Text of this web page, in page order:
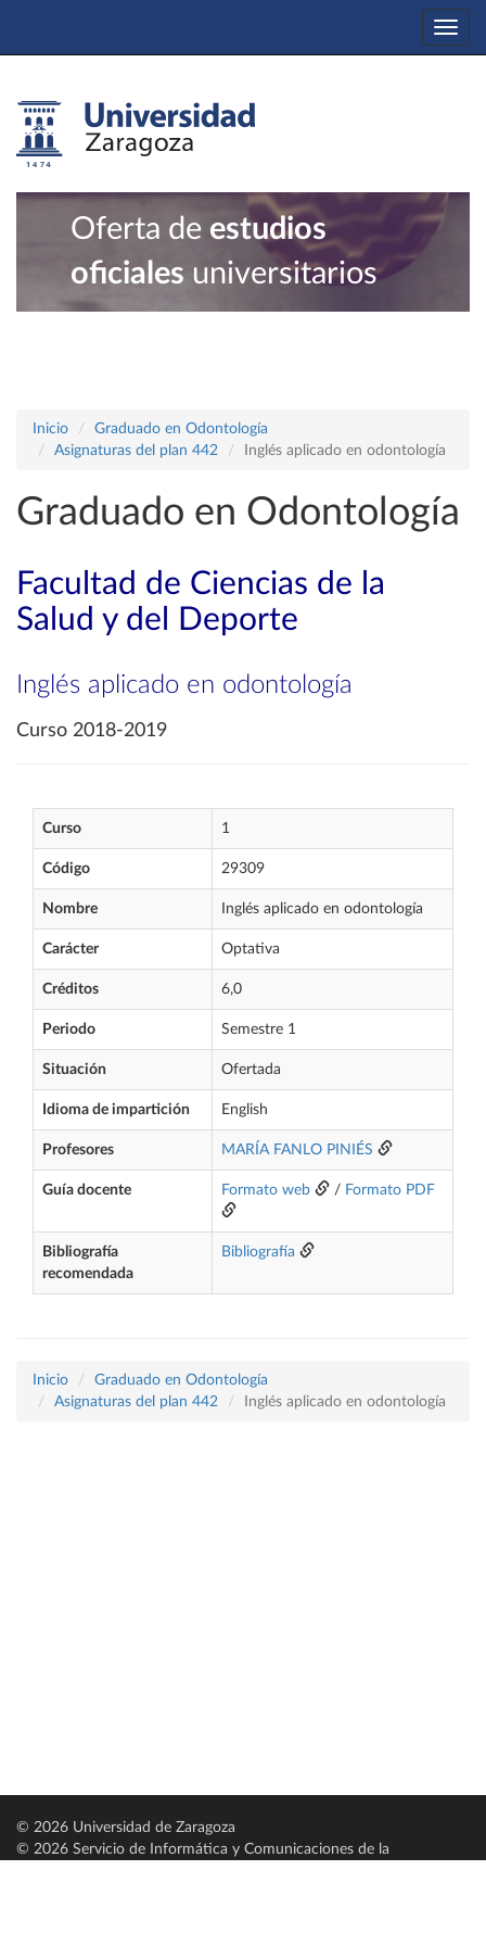
Oferta de estudios
oficiales universitarios
Inicio
Graduado en Odontología
Asignaturas del plan 442
Inglés aplicado en odontología
Graduado en Odontología
Facultad de Ciencias de la
Salud y del Deporte
Inglés aplicado en odontología
Curso 2018-2019
Curso 1
Código 29309
Nombre Inglés aplicado en odontología
Carácter Optativa
Créditos 6,0
Periodo Semestre 1
Situación Ofertada
Idioma de impartición English
Profesores MARÍA FANLO PINIÉS
Guía docente Formato web / Formato PDF
Bibliografía
recomendada
Bibliografía
Inicio
Graduado en Odontología
Asignaturas del plan 442
Inglés aplicado en odontología
© 2026 Universidad de Zaragoza
© 2026 Servicio de Informática y Comunicaciones de la